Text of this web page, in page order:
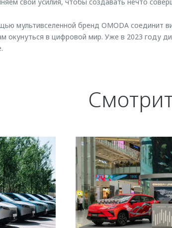
мультивселенной бренд OMODA соединит
окунуться в цифровой мир. Уже в 2023 году